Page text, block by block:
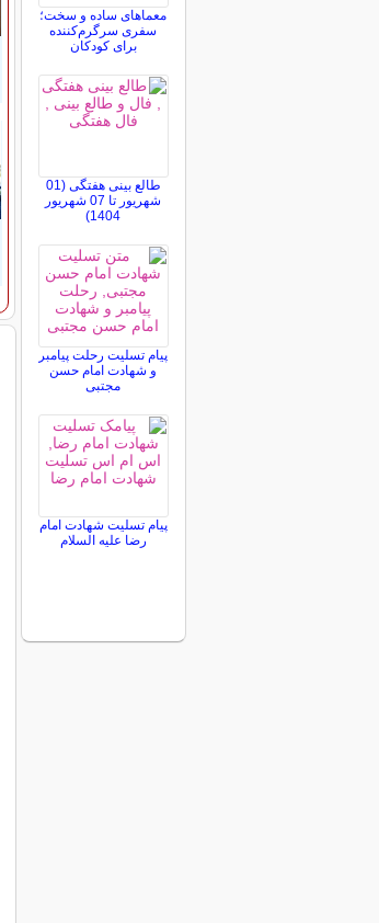
معماهای ساده و سخت؛
سفری سرگرم‌کننده
برای کودکان
طالع بینی هفتگی (01
شهریور تا 07 شهریور
1404)
پیام تسلیت رحلت پیامبر
و شهادت امام حسن
مجتبی
پیام تسلیت شهادت امام
رضا علیه السلام